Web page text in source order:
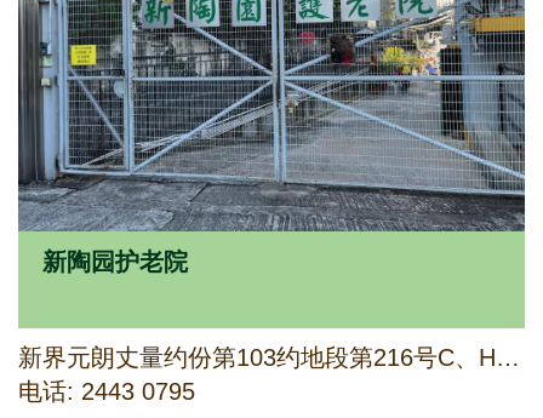
新陶园护老院
新界元朗丈量约份第103约地段第216号C、H分段及234号B(1)分段（亦称锦田高埔村118、119及120号）
电话: 2443 0795